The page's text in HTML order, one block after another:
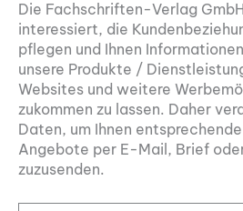
Die Fachschriften-Verlag
interessiert, die
pflegen und Ihnen
unsere Produkte /
Websites und weitere
zukommen zu lassen. Daher
Daten, um Ihnen
Angebote per E-Mail, Brief
zuzusenden.